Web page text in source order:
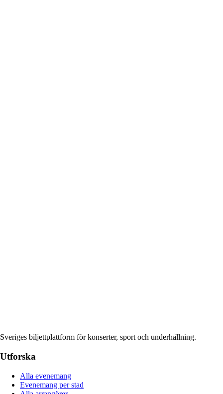
Sveriges biljettplattform för konserter, sport och underhållning.
Utforska
Alla evenemang
Evenemang per stad